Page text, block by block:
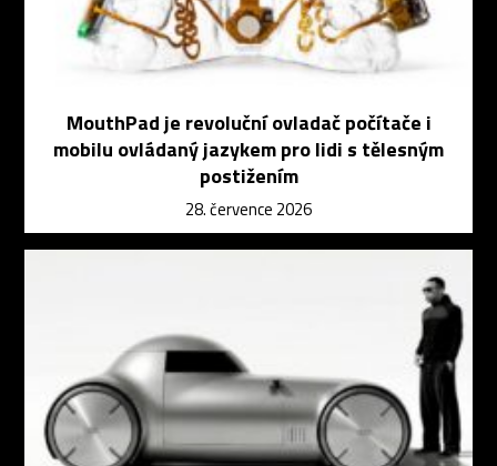
MouthPad je revoluční ovladač počítače i
mobilu ovládaný jazykem pro lidi s tělesným
postižením
28. července 2026